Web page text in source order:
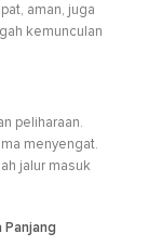
aman, juga
kemunculan
peliharaan.
menyengat.
jalur masuk
Panjang